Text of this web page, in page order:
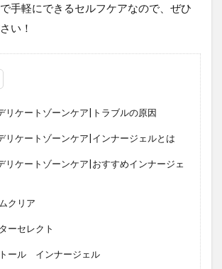
手軽にできるセルフケアなので、ぜひ
い！
リケートゾーンケア|トラブルの原因
リケートゾーンケア|インナージェルとは
リケートゾーンケア|おすすめインナージェ
クリア
ーセレクト
ール インナージェル